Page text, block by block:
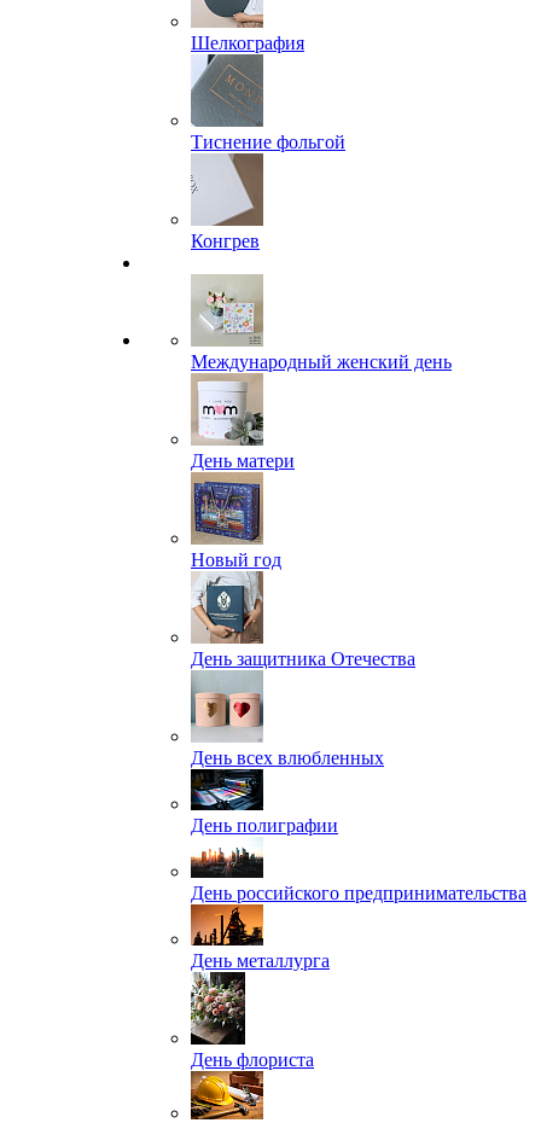
Шелкография
Тиснение фольгой
Конгрев
Международный женский день
День матери
Новый год
День защитника Отечества
День всех влюбленных
День полиграфии
День российского предпринимательства
День металлурга
День флориста